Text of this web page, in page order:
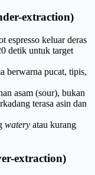
extraction)
espresso keluar deras
detik untuk target
berwarna pucat, tipis,
asam (sour), bukan
terasa asin dan
watery atau kurang
extraction)